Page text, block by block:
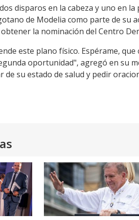
disparos en la cabeza y uno en
de Modelia como parte de su
la nominación del Centro
este plano físico. Espérame,
oportunidad", agregó en su
de su estado de salud y pedir